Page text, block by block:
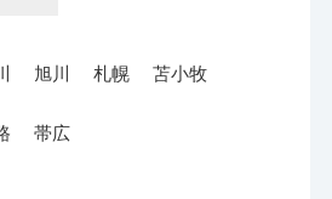
旭川 札幌 苫小牧
帯広